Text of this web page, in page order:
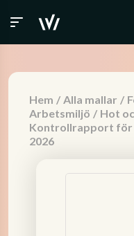
Hem / Alla mallar /
Arbetsmiljö / Hot
Kontrollrapport för
2026